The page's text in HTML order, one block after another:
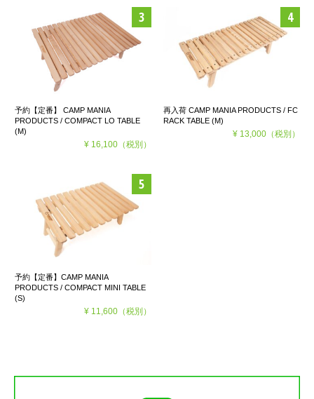
予約【定番】 CAMP MANIA
PRODUCTS / COMPACT LO TABLE
(M)
¥ 16,100（税別）
再入荷 CAMP MANIA PRODUCTS / FC
RACK TABLE (M)
¥ 13,000（税別）
予約【定番】CAMP MANIA
PRODUCTS / COMPACT MINI TABLE
(S)
¥ 11,600（税別）